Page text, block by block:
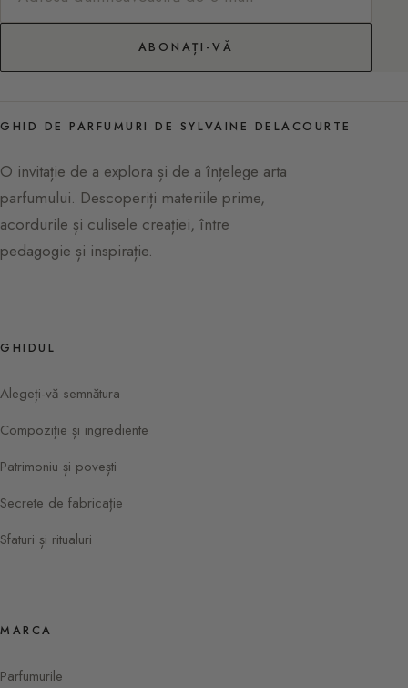
ABONAȚI-VĂ
GHID DE PARFUMURI DE SYLVAINE DELACOURTE
O invitație de a explora și de a înțelege arta
parfumului. Descoperiți materiile prime,
acordurile și culisele creației, între
pedagogie și inspirație.
GHIDUL
Alegeți-vă semnătura
Compoziție și ingrediente
Patrimoniu și povești
Secrete de fabricație
Sfaturi și ritualuri
MARCA
Parfumurile